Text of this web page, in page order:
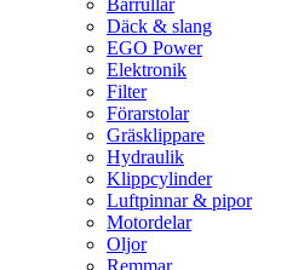
Bärrullar
Däck & slang
EGO Power
Elektronik
Filter
Förarstolar
Gräsklippare
Hydraulik
Klippcylinder
Luftpinnar & pipor
Motordelar
Oljor
Remmar